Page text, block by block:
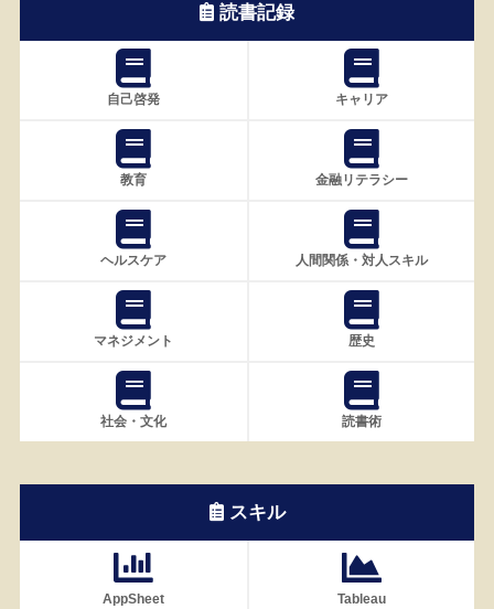
読書記録
自己啓発 キャリア
教育 金融リテラシー
ヘルスケア 人間関係・対人スキル
マネジメント 歴史
社会・文化 読書術
スキル
AppSheet Tableau